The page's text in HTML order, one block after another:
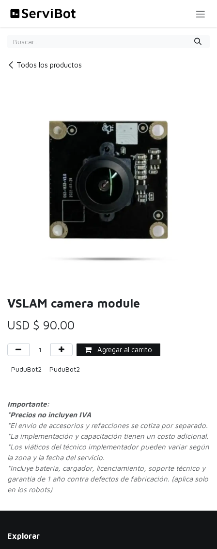
Todos los productos
VSLAM camera module
USD $ 90.00
Agregar al carrito
PuduBot2 PuduBot2
Importante:
*Precios no incluyen IVA
*El envío de accesorios y refacciones se cotiza por separado.
*La implementación y capacitación tienen un costo adicional.
*Los viáticos del técnico implementador pueden variar según
la zona y la fecha del servicio.
*Incluye batería, cargador, licenciamiento, soporte técnico y
garantía de 1 año contra defectos de fabricación. (aplica solo
en los robots)
Explorar